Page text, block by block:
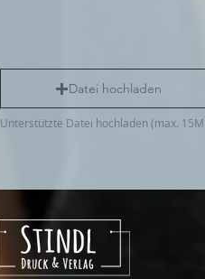
Datei hochladen
Unterstützte Datei hochladen (max.